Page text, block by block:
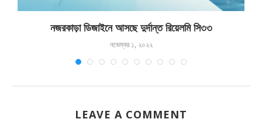
নজরকাড়া ডিজাইনে আসছে দুর্দান্ত রিয়েলমি সি৩৩
নভেম্বর ১, ২০২২
LEAVE A COMMENT